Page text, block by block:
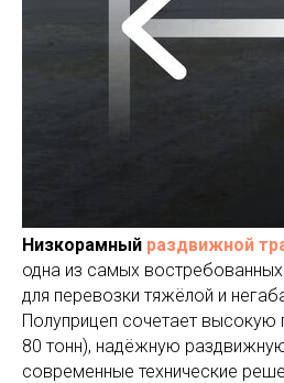
Низкорамный раздвижной
одна из самых
для перевозки тяжёлой и
Полуприцеп сочетает высокую
80 тонн), надёжную
современные технические